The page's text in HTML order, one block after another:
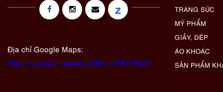
z
Địa chỉ Google Maps:
https://goo.gl/maps/eby8bKyks7Bx89oa6
TRANG SỨC
MỸ PHẨM
GIẦY, DÉP
ÁO KHOÁC
SẢN PHẨM